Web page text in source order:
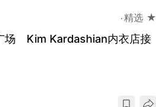
精选 ★
场 Kim Kardashian内衣店接